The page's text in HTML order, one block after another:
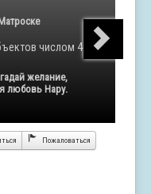
числом 46
желание,
любовь Hару.
Пожаловаться